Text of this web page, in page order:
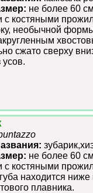
не более 60 см
с костяными
необычной
сжато сверху
не более 60 см
с костяными
находится
плавника.